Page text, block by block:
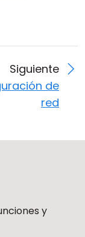
Siguiente
de
red
y